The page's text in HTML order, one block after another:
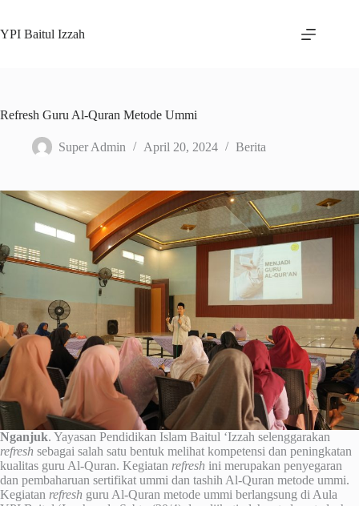
content
YPI Baitul Izzah
Refresh Guru Al-Quran Metode Ummi
Super Admin April 20, 2024 Berita
Nganjuk. Yayasan Pendidikan Islam Baitul ‘Izzah selenggarakan
refresh sebagai salah satu bentuk melihat kompetensi dan peningkatan
kualitas guru Al-Quran. Kegiatan refresh ini merupakan penyegaran
dan pembaharuan sertifikat ummi dan tashih Al-Quran metode ummi.
Kegiatan refresh guru Al-Quran metode ummi berlangsung di Aula